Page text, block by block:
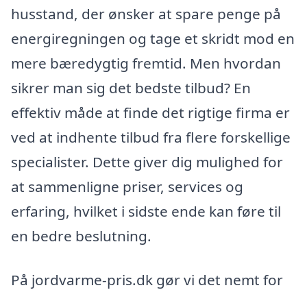
husstand, der ønsker at spare penge på
energiregningen og tage et skridt mod en
mere bæredygtig fremtid. Men hvordan
sikrer man sig det bedste tilbud? En
effektiv måde at finde det rigtige firma er
ved at indhente tilbud fra flere forskellige
specialister. Dette giver dig mulighed for
at sammenligne priser, services og
erfaring, hvilket i sidste ende kan føre til
en bedre beslutning.
På jordvarme-pris.dk gør vi det nemt for